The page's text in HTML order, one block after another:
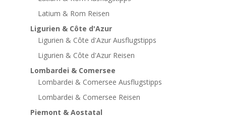
Latium & Rom Reisen
Ligurien & Côte d'Azur
Ligurien & Côte d'Azur Ausflugstipps
Ligurien & Côte d'Azur Reisen
Lombardei & Comersee
Lombardei & Comersee Ausflugstipps
Lombardei & Comersee Reisen
Piemont & Aostatal